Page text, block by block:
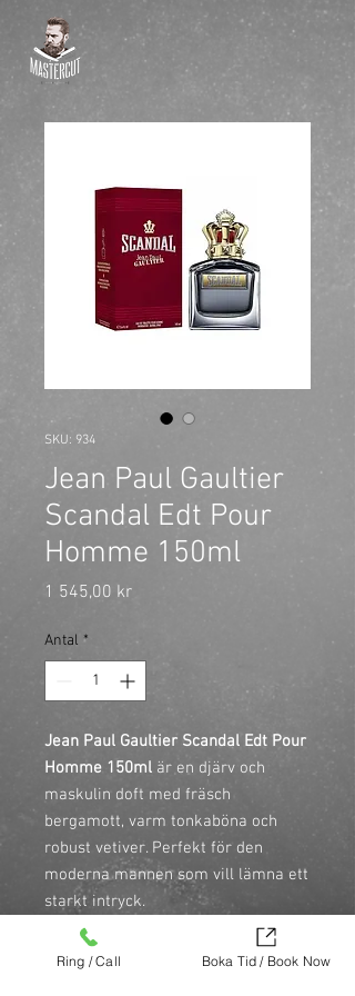
SKU: 934
Jean Paul Gaultier
Scandal Edt Pour
Homme 150ml
1 545,00 krPris
Antal *
Jean Paul Gaultier Scandal Edt Pour
Homme 150ml är en djärv och
maskulin doft med fräsch
bergamott, varm tonkaböna och
robust vetiver. Perfekt för den
moderna mannen som vill lämna ett
starkt intryck.
Användning
Ring / Call Boka Tid / Book Now